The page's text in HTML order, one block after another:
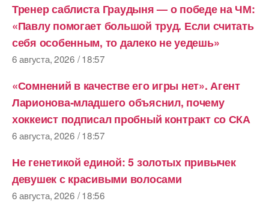
Тренер саблиста Граудыня — о победе на ЧМ:
«Павлу помогает большой труд. Если считать
себя особенным, то далеко не уедешь»
6 августа, 2026 / 18:57
«Сомнений в качестве его игры нет». Агент
Ларионова‑младшего объяснил, почему
хоккеист подписал пробный контракт со СКА
6 августа, 2026 / 18:57
Не генетикой единой: 5 золотых привычек
девушек с красивыми волосами
6 августа, 2026 / 18:56